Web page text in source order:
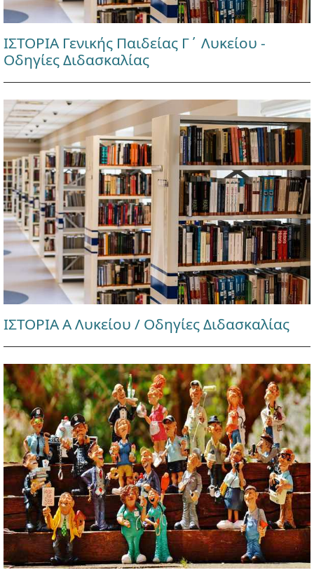
ΙΣΤΟΡΙΑ Γενικής Παιδείας Γ΄ Λυκείου -
Οδηγίες Διδασκαλίας
ΙΣΤΟΡΙΑ Α Λυκείου / Οδηγίες Διδασκαλίας